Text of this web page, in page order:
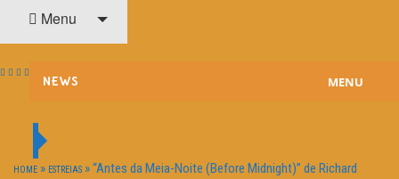
Menu
NEWS
PASSATEMPOS
MENU
HOME » ESTREIAS »“Antes da Meia-Noite (Before Midnight)” de Richard